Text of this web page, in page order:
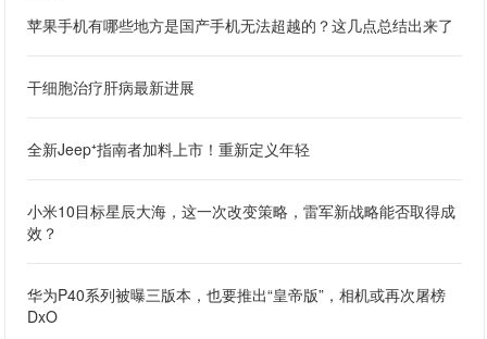
苹果手机有哪些地方是国产手机无法超越的？这几点总结出来了
干细胞治疗肝病最新进展
全新Jeep⁺指南者加料上市！重新定义年轻
小米10目标星辰大海，这一次改变策略，雷军新战略能否取得成
效？
华为P40系列被曝三版本，也要推出“皇帝版”，相机或再次屠榜
DxO